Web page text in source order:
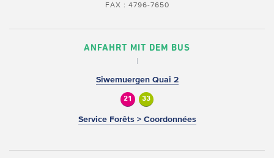
FAX : 4796-7650
ANFAHRT MIT DEM BUS
Siwemuergen Quai 2
21 33
Service Forêts > Coordonnées